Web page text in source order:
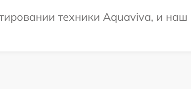
техники Aquaviva, и наш